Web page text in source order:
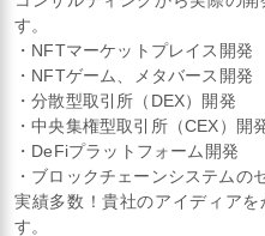
す。
・NFTマーケットプレイス開発
・NFTゲーム、メタバース開発
・分散型取引所（DEX）開発
・中央集権型取引所（CEX）開
・DeFiプラットフォーム開発
・ブロックチェーンシステムの
実績多数！貴社のアイディア
す。